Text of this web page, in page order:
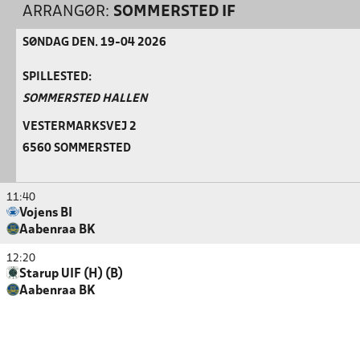
ARRANGØR: SOMMERSTED IF
SØNDAG DEN. 19-04 2026
SPILLESTED:
SOMMERSTED HALLEN
VESTERMARKSVEJ 2
6560 SOMMERSTED
11:40
Vojens BI
Aabenraa BK
12:20
Starup UIF (H) (B)
Aabenraa BK